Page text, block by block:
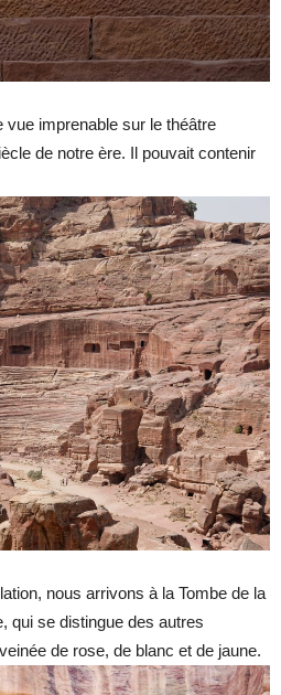
vue imprenable sur le théâtre
de notre ère. Il pouvait contenir
nous arrivons à la Tombe de la
qui se distingue des autres
de rose, de blanc et de jaune.